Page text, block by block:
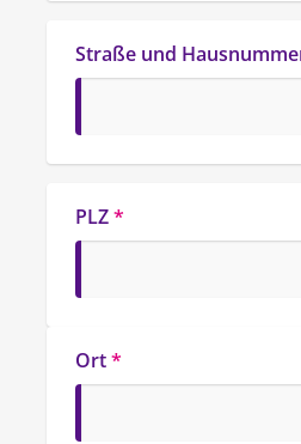
Straße und
PLZ*
Ort*